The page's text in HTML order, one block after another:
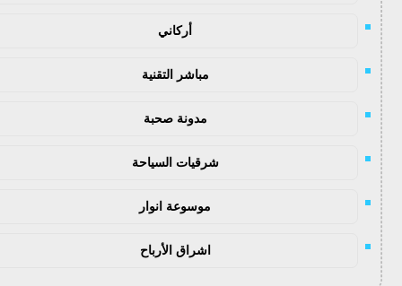
أركاني
مباشر التقنية
مدونة صحبة
شرقيات السياحة
موسوعة انوار
اشراق الأرباح